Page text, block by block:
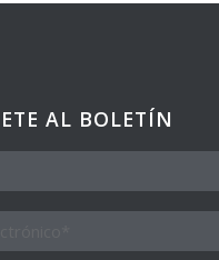
AL BOLETÍN